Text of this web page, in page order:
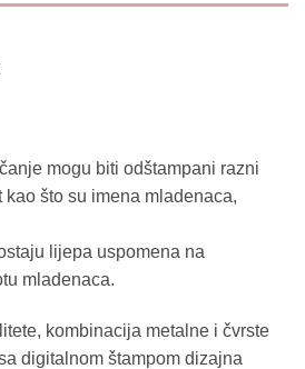
mogu biti odštampani razni
kao što su imena mladenaca,
lijepa uspomena na
mladenaca.
kombinacija metalne i čvrste
digitalnom štampom dizajna